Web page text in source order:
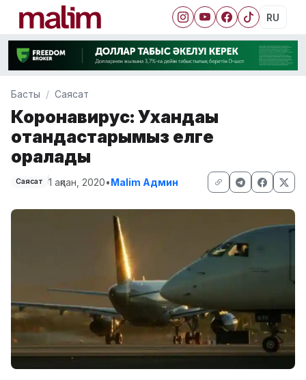
RU
Басты Саясат
Коронавирус: Ухандағы
отандастарымыз елге
оралады
Саясат 1 ақпан, 2020•Malim Админ